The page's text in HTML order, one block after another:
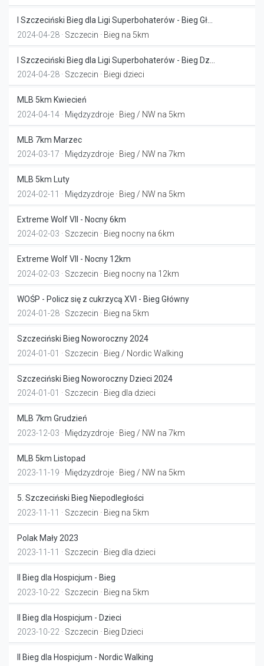
I Szczeciński Bieg dla Ligi Superbohaterów - Bieg Gł...
2024-04-28 · Szczecin · Bieg na 5km
I Szczeciński Bieg dla Ligi Superbohaterów - Bieg Dz...
2024-04-28 · Szczecin · Biegi dzieci
MLB 5km Kwiecień
2024-04-14 · Międzyzdroje · Bieg / NW na 5km
MLB 7km Marzec
2024-03-17 · Międzyzdroje · Bieg / NW na 7km
MLB 5km Luty
2024-02-11 · Międzyzdroje · Bieg / NW na 5km
Extreme Wolf VII - Nocny 6km
2024-02-03 · Szczecin · Bieg nocny na 6km
Extreme Wolf VII - Nocny 12km
2024-02-03 · Szczecin · Bieg nocny na 12km
WOŚP - Policz się z cukrzycą XVI - Bieg Główny
2024-01-28 · Szczecin · Bieg na 5km
Szczeciński Bieg Noworoczny 2024
2024-01-01 · Szczecin · Bieg / Nordic Walking
Szczeciński Bieg Noworoczny Dzieci 2024
2024-01-01 · Szczecin · Bieg dla dzieci
MLB 7km Grudzień
2023-12-03 · Międzyzdroje · Bieg / NW na 7km
MLB 5km Listopad
2023-11-19 · Międzyzdroje · Bieg / NW na 5km
5. Szczeciński Bieg Niepodległości
2023-11-11 · Szczecin · Bieg na 5km
Polak Mały 2023
2023-11-11 · Szczecin · Bieg dla dzieci
II Bieg dla Hospicjum - Bieg
2023-10-22 · Szczecin · Bieg na 5km
II Bieg dla Hospicjum - Dzieci
2023-10-22 · Szczecin · Bieg Dzieci
II Bieg dla Hospicjum - Nordic Walking